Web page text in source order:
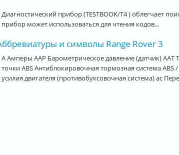
Диагностический прибор (TESTBOOK/T4 ) облегчает
прибор может использоваться для чтения кодов...
и символы Range Rover 3
A Амперы AAP Барометрическое давление (датчик)
точки ABS Антиблокировочная тормозная система
усилия двигателя (противобуксовочная система) ac